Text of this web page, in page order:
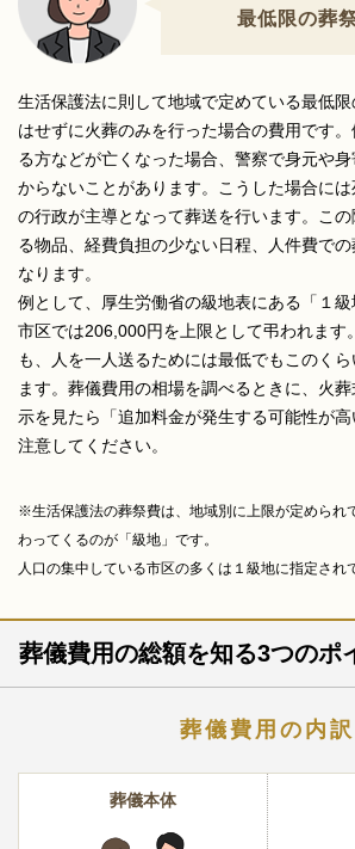
最低限の葬
生活保護法に則して地域で定めている最低
はせずに火葬のみを行った場合の費用です
る方などが亡くなった場合、警察で身元や
からないことがあります。こうした場合に
の行政が主導となって葬送を行います。こ
る物品、経費負担の少ない日程、人件費で
なります。
例として、厚生労働省の級地表にある「１
市区では206,000円を上限として弔われます
も、人を一人送るためには最低でもこのく
ます。葬儀費用の相場を調べるときに、火
示を見たら「追加料金が発生する可能性が
注意してください。
※生活保護法の葬祭費は、地域別に上限が定められ
わってくるのが「級地」です。
人口の集中している市区の多くは１級地に指定され
葬儀費用の総額を知る3つのポ
葬儀費用の内訳
葬儀本体